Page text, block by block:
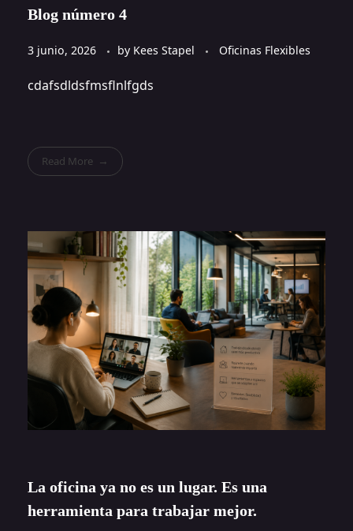
Blog número 4
3 junio, 2026 by Kees Stapel Oficinas Flexibles
cdafsdldsfmsflnlfgds
Read More
La oficina ya no es un lugar. Es una
herramienta para trabajar mejor.